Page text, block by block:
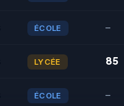
ÉCOLE –
LYCÉE 85
ÉCOLE –